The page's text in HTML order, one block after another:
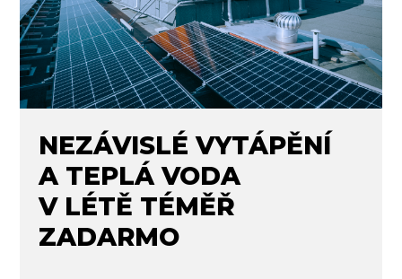
NEZÁVISLÉ VYTÁPĚNÍ
A TEPLÁ VODA
V LÉTĚ TÉMĚŘ
ZADARMO